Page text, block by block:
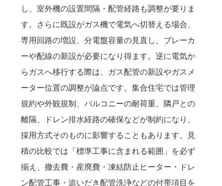
し、室外機の設置間隔・配管経路も調整が要りま
す。さらに既設がガス機で電気へ切替える場合、
専用回路の増設、分電盤容量の見直し、ブレーカ
ーや配線の新設が必要になり得ます。逆に電気か
らガスへ移行する際は、ガス配管の新設やガスメ
ーター位置の調整が論点です。集合住宅では管理
規約や外観規制、バルコニーの耐荷重、隣戸との
離隔、ドレン排水経路の確保などが制約になり、
採用方式そのものに影響することもあります。見
積の比較では「標準工事に含まれる範囲」を必ず
揃え、撤去費・産廃費・凍結防止ヒーター・ドレ
ン配管工事・追いだき配管洗浄などの付帯項目を